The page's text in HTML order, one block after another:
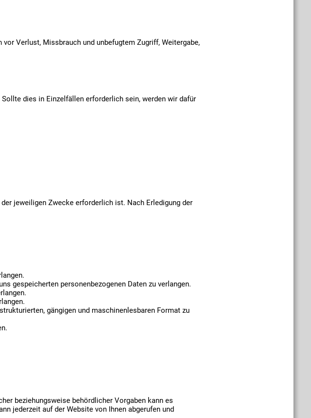
Verlust, Missbrauch und unbefugtem Zugriff, Weitergabe,
dies in Einzelfällen erforderlich sein, werden wir dafür
jeweiligen Zwecke erforderlich ist. Nach Erledigung der
gespeicherten personenbezogenen Daten zu verlangen.
gängigen und maschinenlesbaren Format zu
beziehungsweise behördlicher Vorgaben kann es
jederzeit auf der Website von Ihnen abgerufen und